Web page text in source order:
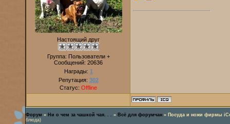
Настоящий друг
Группа: Пользователи +
Сообщений: 20636
Награды: 1
Репутация: 302
Статус: Offline
Форум » Ни о чем за чашкой чая. . . » Всё для форумчан » Посуда и ножи фирмы
блюда)